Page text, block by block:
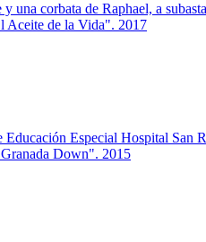
corbata de Raphael, a
Aceite de la Vida". 2017
Especial Hospital San
Down". 2015